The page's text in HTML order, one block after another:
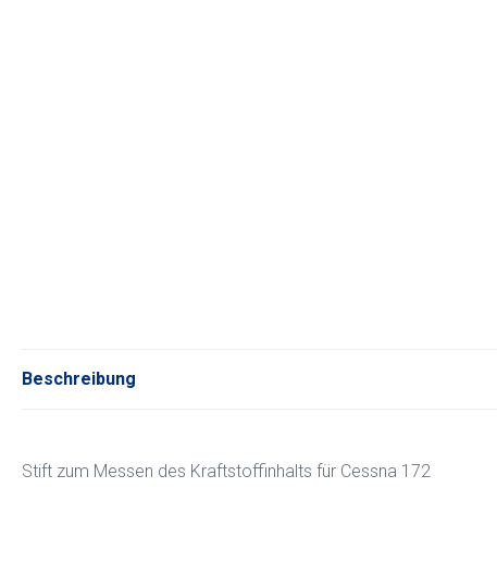
Beschreibung
Stift zum Messen des Kraftstoffinhalts für Cessna 172